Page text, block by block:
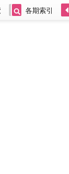
各期索引